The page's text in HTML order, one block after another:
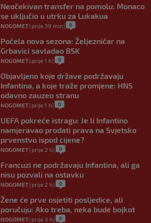
Neočekivan transfer na pomolu: Monaco
se uključio u utrku za Lukakua
NOGOMET| prije 39 min | 0
Počela nova sezona: Željezničar na
Grbavici savladao BSK
NOGOMET| prije 1 h | 0
Objavljeno koje države podržavaju
Infantina, a koje traže promjene: HNS
odavno zauzeo stranu
NOGOMET| prije 1 h | 0
UEFA pokreće istragu: Je li Infantino
namjeravao prodati prava na Svjetsko
prvenstvo ispod cijene?
NOGOMET| prije 2 h | 0
Francuzi ne podržavaju Infantina, ali ga
nisu pozvali na ostavku
NOGOMET| prije 2 h | 0
Žene će prve osjetiti posljedice, ali
poručuju: Ako treba, neka bude bojkot
NOGOMET| prije 3 h | 0